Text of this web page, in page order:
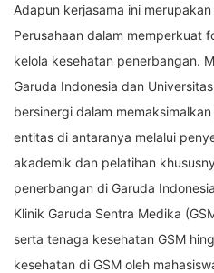
Adapun kerjasama ini
Perusahaan dalam memperkuat
kelola kesehatan penerbangan.
Garuda Indonesia dan
bersinergi dalam
entitas di antaranya melalui
akademik dan pelatihan
penerbangan di Garuda
Klinik Garuda Sentra Medika
serta tenaga kesehatan GSM
kesehatan di GSM oleh